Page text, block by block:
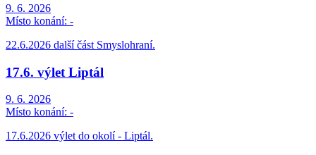
9. 6. 2026
Místo konání: -
22.6.2026 další část Smyslohraní.
17.6. výlet Liptál
9. 6. 2026
Místo konání: -
17.6.2026 výlet do okolí - Liptál.